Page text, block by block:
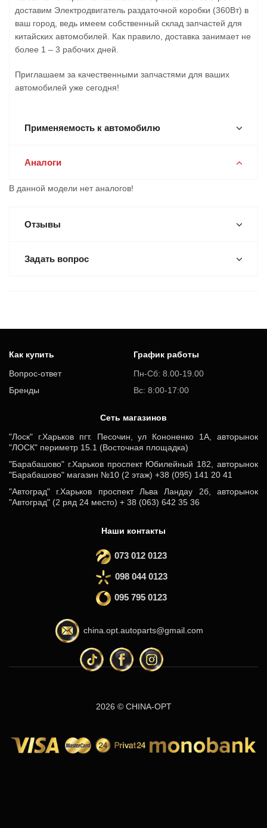
доставим Электродвигатель раздаточной коробки (360Вт) в
ваш город, ведь имеем собственный склад запчастей для
китайских автомобилей. Как правило, доставка занимает не
более 1 – 3 рабочих дней.
Приглашаем за качественными запчастями для ваших
автомобилей уже сегодня!
Применяемость к автомобилю
Аналоги
В данной модели нет аналогов!
Отзывы
Задать вопрос
Как купить
Вопрос-ответ
Бренды
График работы
Пн-Сб: 8.00-19.00
Вс: 8:00-17:00
Cеть магазинов
"Лоск" г.Харьков пгт. Песочин, ул Кононенко 1А, авторынок
"ЛОСК" периметр 15.1 (Восточная площадка)
"Барабашово" г.Харьков проспект Юбилейный 182, авторынок
"Барабашово" магазин №10 (2 этаж) +38 (095) 141 20 41
"Автоград" г.Харьков проспект Льва Ландау 2б, авторынок
"Автоград" (2 ряд 24 место) + 38 (063) 642 35 36
Наши контакты
073 012 0123
098 044 0123
095 795 0123
china.opt.autoparts@gmail.com
2026 © CHINA-OPT